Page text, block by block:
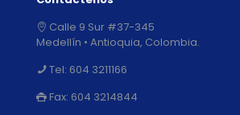
Calle 9 Sur #37-345
Medellín • Antioquia, Colombia.
Tel: 604 3211166
Fax: 604 3214844